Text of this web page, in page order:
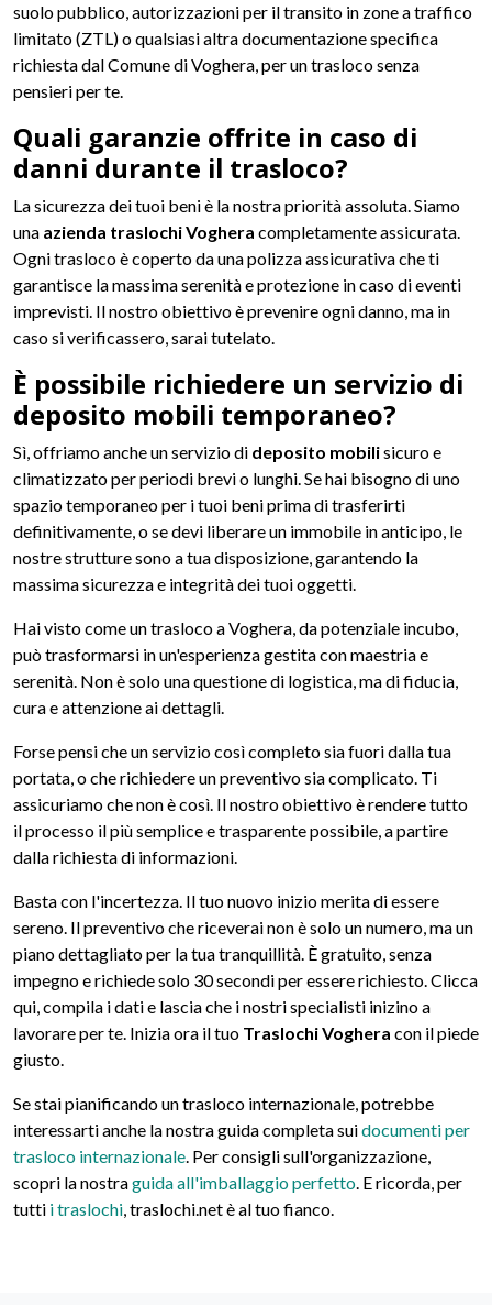
suolo pubblico, autorizzazioni per il transito in zone a traffico
limitato (ZTL) o qualsiasi altra documentazione specifica
richiesta dal Comune di Voghera, per un trasloco senza
pensieri per te.
Quali garanzie offrite in caso di
danni durante il trasloco?
La sicurezza dei tuoi beni è la nostra priorità assoluta. Siamo
una azienda traslochi Voghera completamente assicurata.
Ogni trasloco è coperto da una polizza assicurativa che ti
garantisce la massima serenità e protezione in caso di eventi
imprevisti. Il nostro obiettivo è prevenire ogni danno, ma in
caso si verificassero, sarai tutelato.
È possibile richiedere un servizio di
deposito mobili temporaneo?
Sì, offriamo anche un servizio di deposito mobilisicuro e
climatizzato per periodi brevi o lunghi. Se hai bisogno di uno
spazio temporaneo per i tuoi beni prima di trasferirti
definitivamente, o se devi liberare un immobile in anticipo, le
nostre strutture sono a tua disposizione, garantendo la
massima sicurezza e integrità dei tuoi oggetti.
Hai visto come un trasloco a Voghera, da potenziale incubo,
può trasformarsi in un'esperienza gestita con maestria e
serenità. Non è solo una questione di logistica, ma di fiducia,
cura e attenzione ai dettagli.
Forse pensi che un servizio così completo sia fuori dalla tua
portata, o che richiedere un preventivo sia complicato. Ti
assicuriamo che non è così. Il nostro obiettivo è rendere tutto
il processo il più semplice e trasparente possibile, a partire
dalla richiesta di informazioni.
Basta con l'incertezza. Il tuo nuovo inizio merita di essere
sereno. Il preventivo che riceverai non è solo un numero, ma un
piano dettagliato per la tua tranquillità. È gratuito, senza
impegno e richiede solo 30 secondi per essere richiesto. Clicca
qui, compila i dati e lascia che i nostri specialisti inizino a
lavorare per te. Inizia ora il tuo Traslochi Voghera con il piede
giusto.
Se stai pianificando un trasloco internazionale, potrebbe
interessarti anche la nostra guida completa suidocumenti per
trasloco internazionale. Per consigli sull'organizzazione,
scopri la nostraguida all'imballaggio perfetto. E ricorda, per
tutti i traslochi, traslochi.net è al tuo fianco.